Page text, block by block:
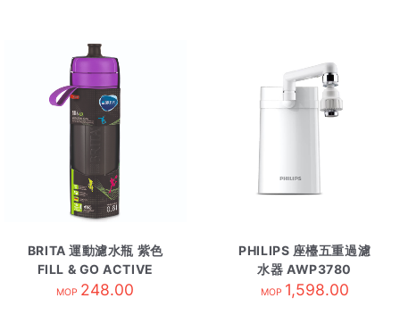
BRITA 運動濾水瓶 紫色
FILL & GO ACTIVE
MOP 248.00
PHILIPS 座檯五重過濾
水器 AWP3780
MOP 1,598.00